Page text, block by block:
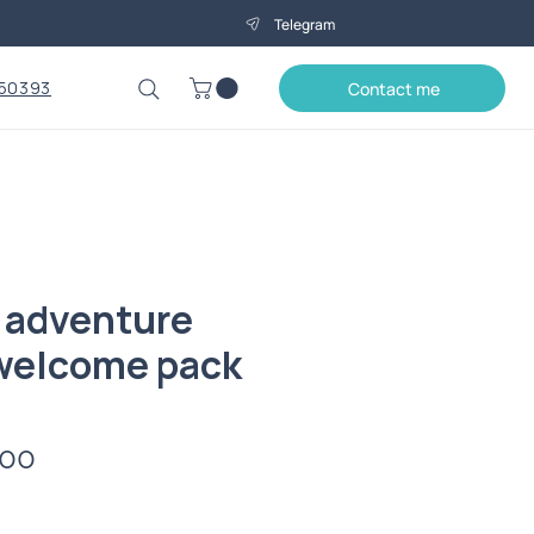
Telegram
Contact me
adventure
pack
Price